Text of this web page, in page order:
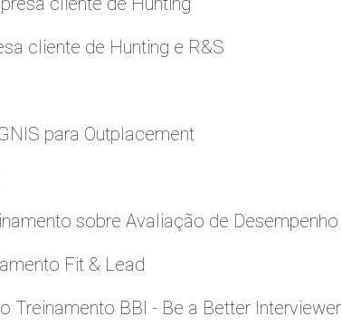
cliente de Hunting e R&S
para Outplacement
sobre Avaliação de Desempenho
Fit & Lead
Treinamento BBI - Be a Better Interviewer